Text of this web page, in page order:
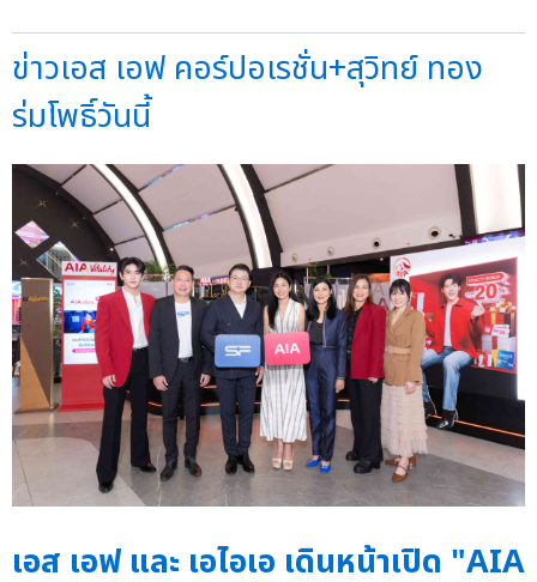
ข่าวเอส เอฟ คอร์ปอเรชั่น+สุวิทย์ ทอง
ร่มโพธิ์วันนี้
เอส เอฟ และ เอไอเอ เดินหน้าเปิด "AIA